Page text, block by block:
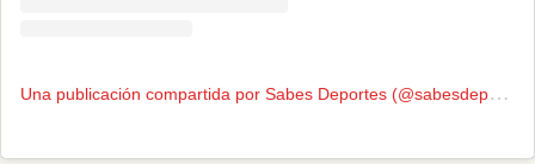
U
na publicación compartida por Sabes Deportes (@sabesdeportes)